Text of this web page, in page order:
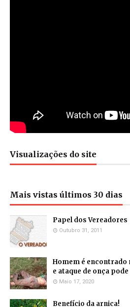
Visualizações do site
Mais vistas últimos 30 dias
Papel dos Vereadores
Outubro 31, 2011
Homem é
e ataque de onça
Maio 17, 2020
Benefício da arnica!